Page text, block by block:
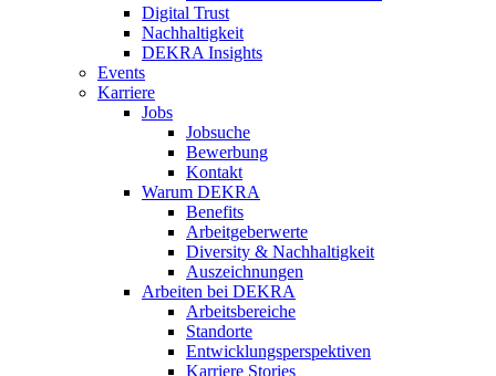
Digital Trust
Nachhaltigkeit
DEKRA Insights
Events
Karriere
Jobs
Jobsuche
Bewerbung
Kontakt
Warum DEKRA
Benefits
Arbeitgeberwerte
Diversity & Nachhaltigkeit
Auszeichnungen
Arbeiten bei DEKRA
Arbeitsbereiche
Standorte
Entwicklungsperspektiven
Karriere Stories